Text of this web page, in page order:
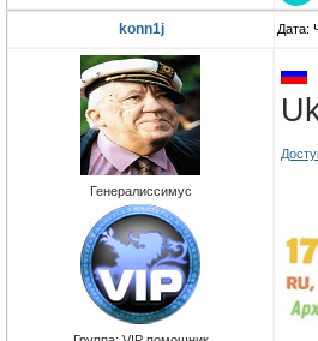
konn1j Дата:
Генералиссимус